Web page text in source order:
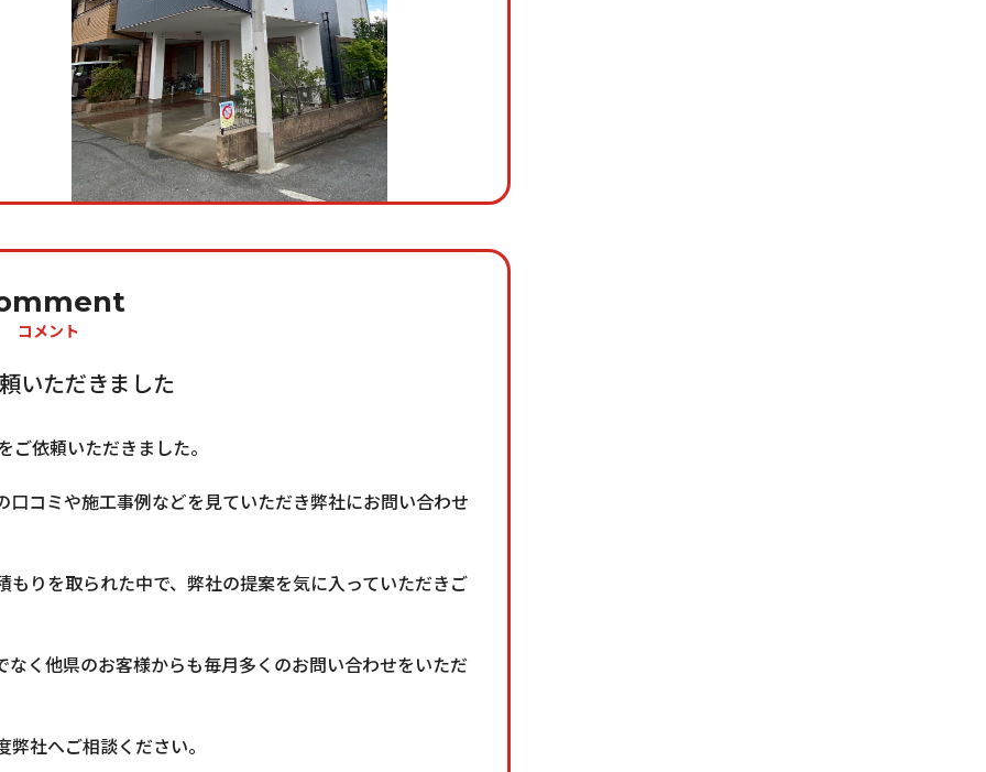
コメント
いただきました
依頼いただきました。
コミや施工事例などを見ていただき弊社にお問い合わせ
りを取られた中で、弊社の提案を気に入っていただきご
く他県のお客様からも毎月多くのお問い合わせをいただ
社へご相談ください。